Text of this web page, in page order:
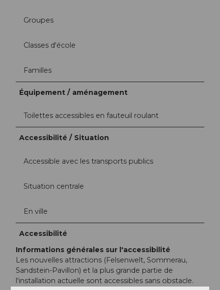
Groupes
Classes d'école
Familles
Équipement / aménagement
Toilettes accessibles en fauteuil roulant
Accessibilité / Situation
Accessible avec les transports publics
Situation centrale
En ville
Accessibilité
Informations générales sur l'accessibilité
Les nouvelles attractions (Felsenwelt, Sommerau,
Sandstein-Pavillon) et la plus grande partie de
l'installation actuelle sont accessibles sans obstacle.